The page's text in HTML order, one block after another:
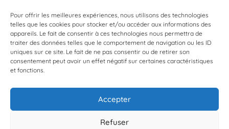
Pour offrir les meilleures expériences, nous utilisons des technologies
telles que les cookies pour stocker et/ou accéder aux informations des
appareils. Le fait de consentir à ces technologies nous permettra de
traiter des données telles que le comportement de navigation ou les ID
uniques sur ce site. Le fait de ne pas consentir ou de retirer son
consentement peut avoir un effet négatif sur certaines caractéristiques
et fonctions.
Accepter
Refuser
À propos de BioLit
Vos données d'observation
Ressources
Résultats du programme